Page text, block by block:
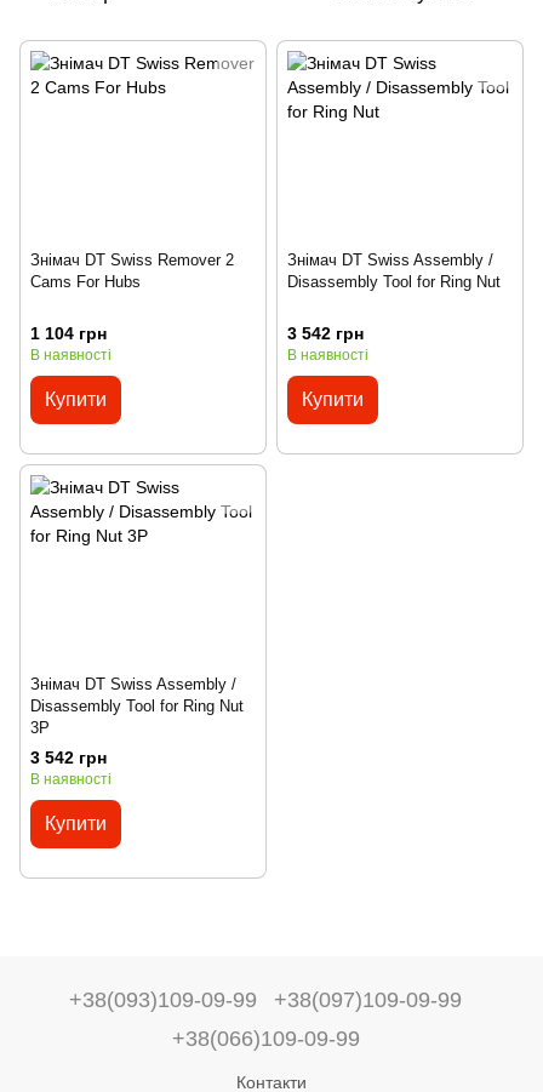
Знімач DT Swiss Remover 2
Cams For Hubs
1 104 грн
В наявності
Купити
Знімач DT Swiss Assembly /
Disassembly Tool for Ring Nut
3 542 грн
В наявності
Купити
Знімач DT Swiss Assembly /
Disassembly Tool for Ring Nut
3P
3 542 грн
В наявності
Купити
+38(093)109-09-99
+38(097)109-09-99
+38(066)109-09-99
Контакти